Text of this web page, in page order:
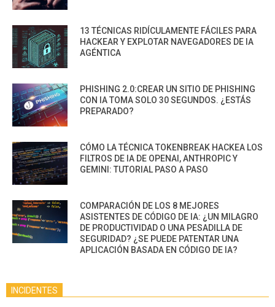
13 TÉCNICAS RIDÍCULAMENTE FÁCILES PARA
HACKEAR Y EXPLOTAR NAVEGADORES DE IA
AGÉNTICA
PHISHING 2.0:CREAR UN SITIO DE PHISHING
CON IA TOMA SOLO 30 SEGUNDOS. ¿ESTÁS
PREPARADO?
CÓMO LA TÉCNICA TOKENBREAK HACKEA LOS
FILTROS DE IA DE OPENAI, ANTHROPIC Y
GEMINI: TUTORIAL PASO A PASO
COMPARACIÓN DE LOS 8 MEJORES
ASISTENTES DE CÓDIGO DE IA: ¿UN MILAGRO
DE PRODUCTIVIDAD O UNA PESADILLA DE
SEGURIDAD? ¿SE PUEDE PATENTAR UNA
APLICACIÓN BASADA EN CÓDIGO DE IA?
INCIDENTES